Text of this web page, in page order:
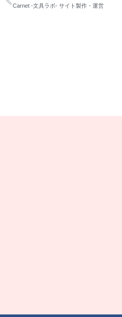
Carnet -文具ラボ- サイト製作・運営